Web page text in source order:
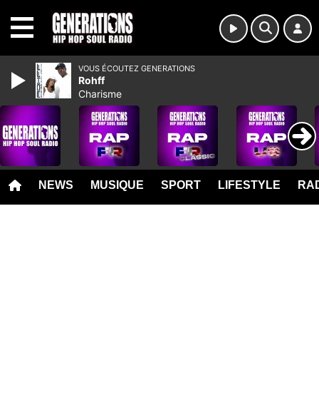
NEWS MUSIQUE SPORT LIFESTYLE
VOUS ÉCOUTEZ GENERATIONS
Rohff
Charisme